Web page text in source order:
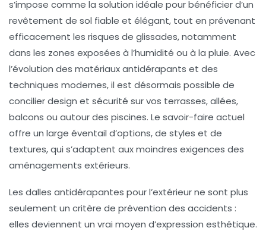
s’impose comme la solution idéale pour bénéficier d’un
revêtement de sol fiable et élégant, tout en prévenant
efficacement les risques de glissades, notamment
dans les zones exposées à l’humidité ou à la pluie. Avec
l’évolution des matériaux antidérapants et des
techniques modernes, il est désormais possible de
concilier design et sécurité sur vos terrasses, allées,
balcons ou autour des piscines. Le savoir-faire actuel
offre un large éventail d’options, de styles et de
textures, qui s’adaptent aux moindres exigences des
aménagements extérieurs.
Les dalles antidérapantes pour l’extérieur ne sont plus
seulement un critère de prévention des accidents :
elles deviennent un vrai moyen d’expression esthétique.